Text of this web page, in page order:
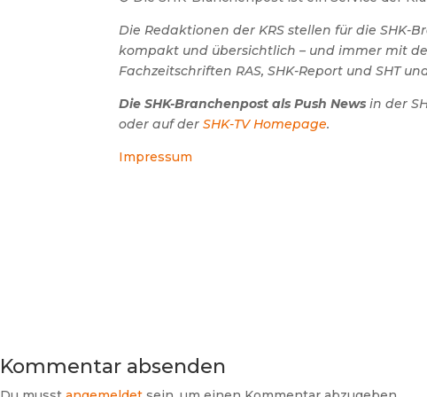
Die Redaktionen der KRS stellen für die SHK-
kompakt und übersichtlich – und immer mit
Fachzeitschriften RAS, SHK-Report und SHT
Die SHK-Branchenpost als Push News in der
oder auf derSHK-TV Homepage.
Impressum
Kommentar absenden